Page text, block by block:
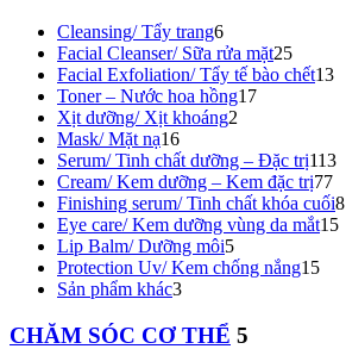
Cleansing/ Tẩy trang6
Facial Cleanser/ Sữa rửa mặt25
Facial Exfoliation/ Tẩy tế bào chết13
Toner – Nước hoa hồng17
Xịt dưỡng/ Xịt khoáng2
Mask/ Mặt nạ16
Serum/ Tinh chất dưỡng – Đặc trị113
Cream/ Kem dưỡng – Kem đặc trị77
Finishing serum/ Tinh chất khóa cuối8
Eye care/ Kem dưỡng vùng da mắt15
Lip Balm/ Dưỡng môi5
Protection Uv/ Kem chống nắng15
Sản phẩm khác3
CHĂM SÓC CƠ THỂ 5